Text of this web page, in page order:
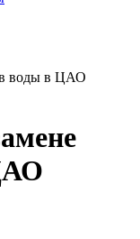
воды в ЦАО